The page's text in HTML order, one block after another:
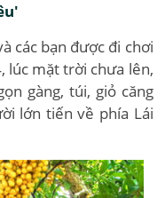
các bạn được đi chơi
lúc mặt trời chưa lên,
gàng, túi, giỏ căng
lớn tiến về phía Lái